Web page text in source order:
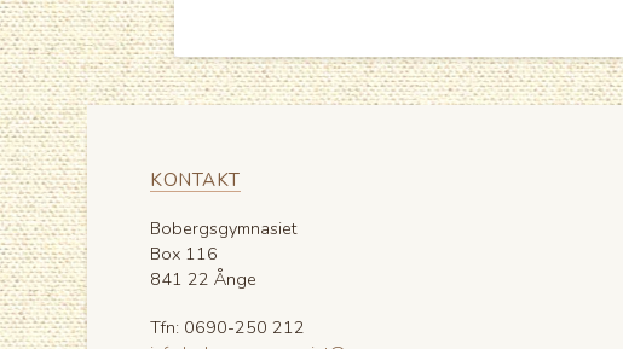
KONTAKT
Bobergsgymnasiet
Box 116
841 22 Ånge
Tfn: 0690-250 212